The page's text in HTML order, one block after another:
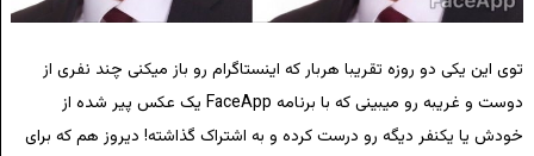
توی این یکی دو روزه تقریبا هربار که اینستاگرام رو باز میکنی چند نفری از
دوست و غریبه رو میبینی که با برنامه FaceApp یک عکس پیر شده از
خودش یا یکنفر دیگه رو درست کرده و به اشتراک گذاشته! دیروز هم که برای